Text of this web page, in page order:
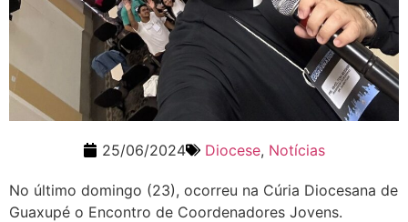
25/06/2024 Diocese, Notícias
No último domingo (23), ocorreu na Cúria Diocesana de
Guaxupé o Encontro de Coordenadores Jovens.